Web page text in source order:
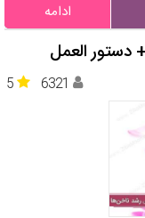
ادامه
دستور العمل
5 6321